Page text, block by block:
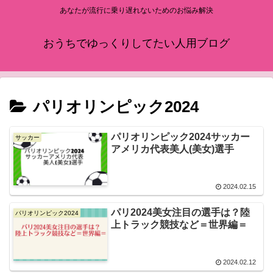
あなたが流行に乗り遅れないためのお悩み解決
おうちでゆっくりしてたい人用ブログ
パリオリンピック2024
サッカー
パリオリンピック2024サッカー
アメリカ代表美人(美女)選手
2024.02.15
パリオリンピック2024
パリ2024美女注目の選手は？陸
上トラック競技など＝世界編＝
2024.02.12